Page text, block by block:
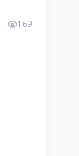
ก
นที
169